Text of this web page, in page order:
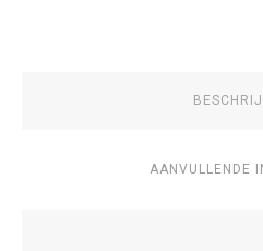
AANVULLENDE